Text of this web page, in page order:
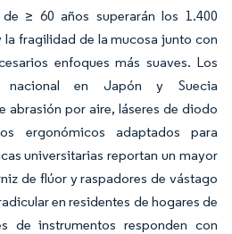
≥ 60 años superarán los 1.400
la fragilidad de la mucosa junto con
enfoques más suaves. Los
nacional en Japón y Suecia
abrasión por aire, láseres de diodo
ergonómicos adaptados para
universitarias reportan un mayor
de flúor y raspadores de vástago
en residentes de hogares de
de instrumentos responden con